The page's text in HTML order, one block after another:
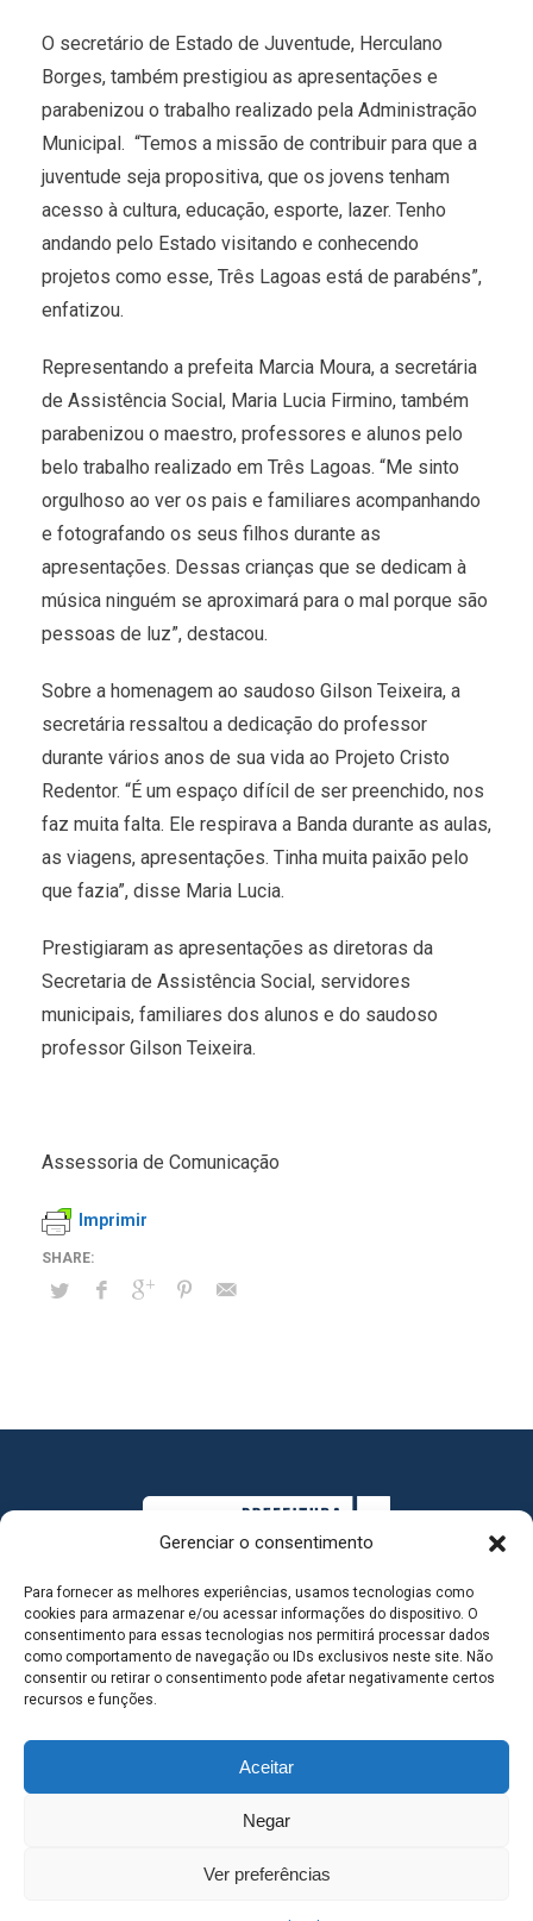
Gerenciar o consentimento
Para fornecer as melhores experiências, usamos tecnologias como
cookies para armazenar e/ou acessar informações do dispositivo. O
consentimento para essas tecnologias nos permitirá processar dados
como comportamento de navegação ou IDs exclusivos neste site. Não
consentir ou retirar o consentimento pode afetar negativamente certos
recursos e funções.
Aceitar
Negar
Ver preferências
O secretário de Estado de Juventude, Herculano
Borges, também prestigiou as apresentações e
parabenizou o trabalho realizado pela Administração
Municipal. “Temos a missão de contribuir para que a
juventude seja propositiva, que os jovens tenham
acesso à cultura, educação, esporte, lazer. Tenho
andando pelo Estado visitando e conhecendo
projetos como esse, Três Lagoas está de parabéns”,
enfatizou.
Representando a prefeita Marcia Moura, a secretária
de Assistência Social, Maria Lucia Firmino, também
parabenizou o maestro, professores e alunos pelo
belo trabalho realizado em Três Lagoas. “Me sinto
orgulhoso ao ver os pais e familiares acompanhando
e fotografando os seus filhos durante as
apresentações. Dessas crianças que se dedicam à
música ninguém se aproximará para o mal porque são
pessoas de luz”, destacou.
Sobre a homenagem ao saudoso Gilson Teixeira, a
secretária ressaltou a dedicação do professor
durante vários anos de sua vida ao Projeto Cristo
Redentor. “É um espaço difícil de ser preenchido, nos
faz muita falta. Ele respirava a Banda durante as aulas,
as viagens, apresentações. Tinha muita paixão pelo
que fazia”, disse Maria Lucia.
Prestigiaram as apresentações as diretoras da
Secretaria de Assistência Social, servidores
municipais, familiares dos alunos e do saudoso
professor Gilson Teixeira.
Assessoria de Comunicação
Imprimir
MAPA DO SITE
SEDE DO ADMINISTRATIVO MUNICIPAL - Avenida